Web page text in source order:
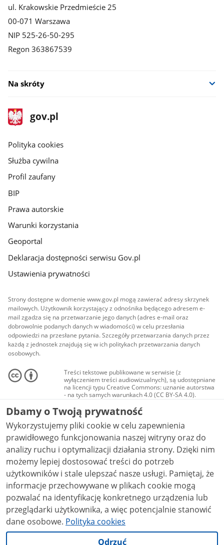
ul. Krakowskie Przedmieście 25
00-071 Warszawa
NIP 525-26-50-295
Regon 363867539
Na skróty
stopka
gov.pl
Strona
gov.pl
gov.pl
Polityka cookies
Służba cywilna
Profil zaufany
BIP
Prawa autorskie
Warunki korzystania
Geoportal
Deklaracja dostępności serwisu Gov.pl
Ustawienia prywatności
Strony dostępne w domenie www.gov.pl mogą zawierać adresy skrzynek
mailowych. Użytkownik korzystający z odnośnika będącego adresem e-
mail zgadza się na przetwarzanie jego danych (adres e-mail oraz
dobrowolnie podanych danych w wiadomości) w celu przesłania
odpowiedzi na przesłane pytania. Szczegóły przetwarzania danych przez
każdą z jednostek znajdują się w ich politykach przetwarzania danych
osobowych.
Treści tekstowe publikowane w serwisie (z
wyłączeniem treści audiowizualnych), są udostępniane
na licencji typu Creative Commons: uznanie autorstwa
- na tych samych warunkach 4.0 (CC BY-SA 4.0).
Materiały audiowizualne, w tym zdjęcia, materiały
audio i wideo, są udostępniane na licencji typu
Creative Commons: uznanie autorstwa użycie
niekomercyjne - bez utworów zależnych 4.0 (CC BY-
NC-ND 4.0), o ile nie jest to stwierdzone inaczej.
Dbamy o Twoją prywatność
Wykorzystujemy pliki cookie w celu zapewnienia
prawidłowego funkcjonowania naszej witryny oraz do
analizy ruchu i optymalizacji działania strony. Dzięki nim
możemy lepiej dostosować treści do potrzeb
użytkowników i stale ulepszać nasze usługi. Pamiętaj, że
informacje przechowywane w plikach cookie mogą
pozwalać na identyfikację konkretnego urządzenia lub
przeglądarki użytkownika, a więc potencjalnie stanowić
dane osobowe. Polityka cookies
Odrzuć